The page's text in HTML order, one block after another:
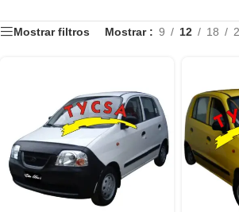
Mostrar filtros Mostrar 9 12 18